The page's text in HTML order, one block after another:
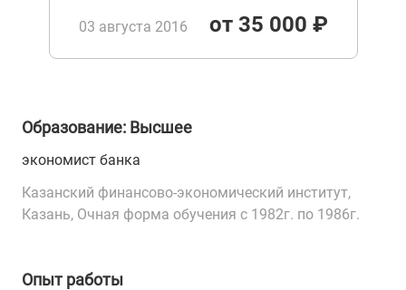
03 августа 2016 от 35 000 ₽
Образование: Высшее
экономист банка
Казанский финансово-экономический институт,
Казань, Очная форма обучения с 1982г. по 1986г.
Опыт работы